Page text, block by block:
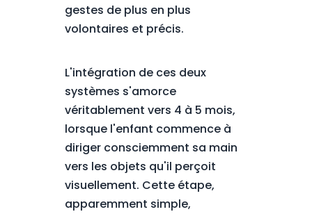
gestes de plus en plus
volontaires et précis.
L'intégration de ces deux
systèmes s'amorce
véritablement vers 4 à 5 mois,
lorsque l'enfant commence à
diriger consciemment sa main
vers les objets qu'il perçoit
visuellement. Cette étape,
apparemment simple,